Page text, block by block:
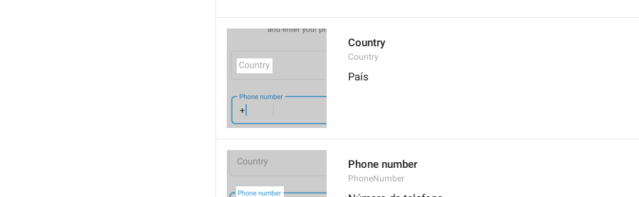
Country
Country
País
Phone number
PhoneNumber